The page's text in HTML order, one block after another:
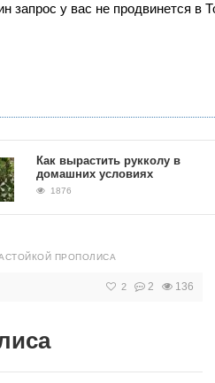
запрос у вас не продвинется в
Как вырастить рукколу в
домашних условиях
1876
ПРОПОЛИСА
2 2 136